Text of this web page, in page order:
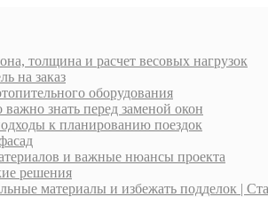
толщина и расчет весовых нагрузок
на заказ
оборудования
знать перед заменой окон
к планированию поездок
и важные нюансы проекта
решения
материалы и избежать подделок |